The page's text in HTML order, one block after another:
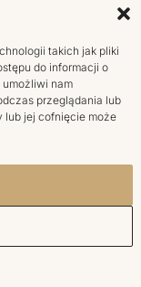
takich jak pliki
do informacji o
nam
przeglądania lub
lub jej cofnięcie może
Wilanowa.
z radością.